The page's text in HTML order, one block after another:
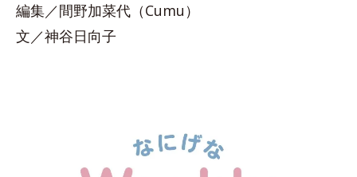
編集／間野加菜代（Cumu）
文／神谷日向子